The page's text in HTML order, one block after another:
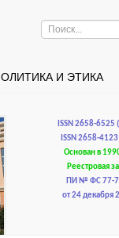
Искать...
И ЭТИКА
ISSN 2658-6525
ISSN 2658-
Основан в
Реестровая
ПИ № ФС 77-
от 24 декабря